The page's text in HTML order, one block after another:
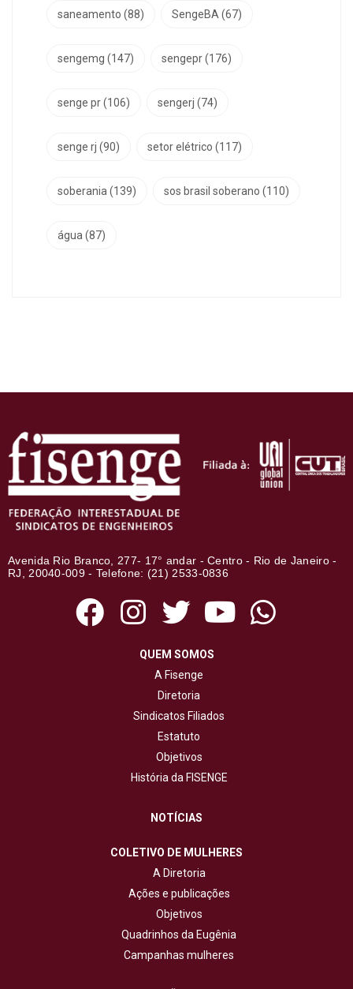
saneamento (88) SengeBA (67)
sengemg (147) sengepr(176)
senge pr(106) sengerj (74)
senge rj (90) setor elétrico (117)
soberania (139) sos brasil soberano (110)
água (87)
Avenida Rio Branco, 277- 17° andar - Centro - Rio de Janeiro -
RJ, 20040-009 - Telefone: (21) 2533-0836
QUEM SOMOS
A Fisenge
Diretoria
Sindicatos Filiados
Estatuto
Objetivos
História da FISENGE
NOTÍCIAS
COLETIVO DE MULHERES
A Diretoria
Ações e publicações
Objetivos
Quadrinhos da Eugênia
Campanhas mulheres